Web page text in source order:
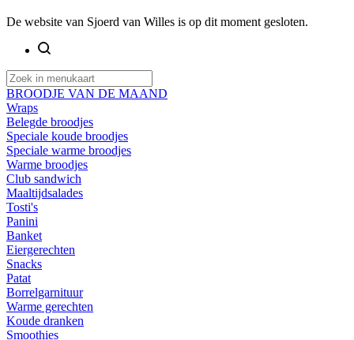
De website van Sjoerd van Willes is op dit moment gesloten.
BROODJE VAN DE MAAND
Wraps
Belegde broodjes
Speciale koude broodjes
Speciale warme broodjes
Warme broodjes
Club sandwich
Maaltijdsalades
Tosti's
Panini
Banket
Eiergerechten
Snacks
Patat
Borrelgarnituur
Warme gerechten
Koude dranken
Smoothies